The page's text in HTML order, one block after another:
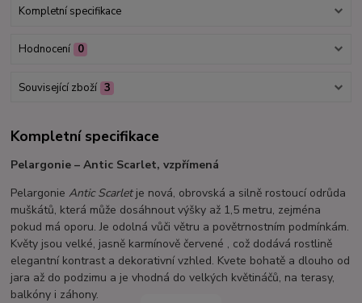
Kompletní specifikace
Hodnocení 0
Související zboží 3
Kompletní specifikace
Pelargonie – Antic Scarlet, vzpřímená
PelargonieAntic Scarletje nová, obrovská a silně rostoucí odrůda
muškátů, která může dosáhnout výšky až 1,5 metru, zejména
pokud má oporu. Je odolná vůči větru a povětrnostním podmínkám.
Květy jsou velké, jasně karmínově červené , což dodává rostlině
elegantní kontrast a dekorativní vzhled. Kvete bohatě a dlouho od
jara až do podzimu a je vhodná do velkých květináčů, na terasy,
balkóny i záhony.